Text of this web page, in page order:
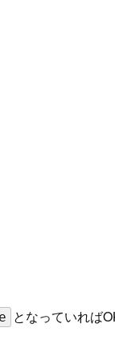
となっていれば